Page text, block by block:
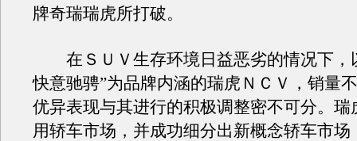
牌奇瑞瑞虎所打破。
在ＳＵＶ生存环境日益恶劣的情况下，
快意驰骋”为品牌内涵的瑞虎ＮＣＶ，销量
优异表现与其进行的积极调整密不可分。瑞
用轿车市场，并成功细分出新概念轿车市场